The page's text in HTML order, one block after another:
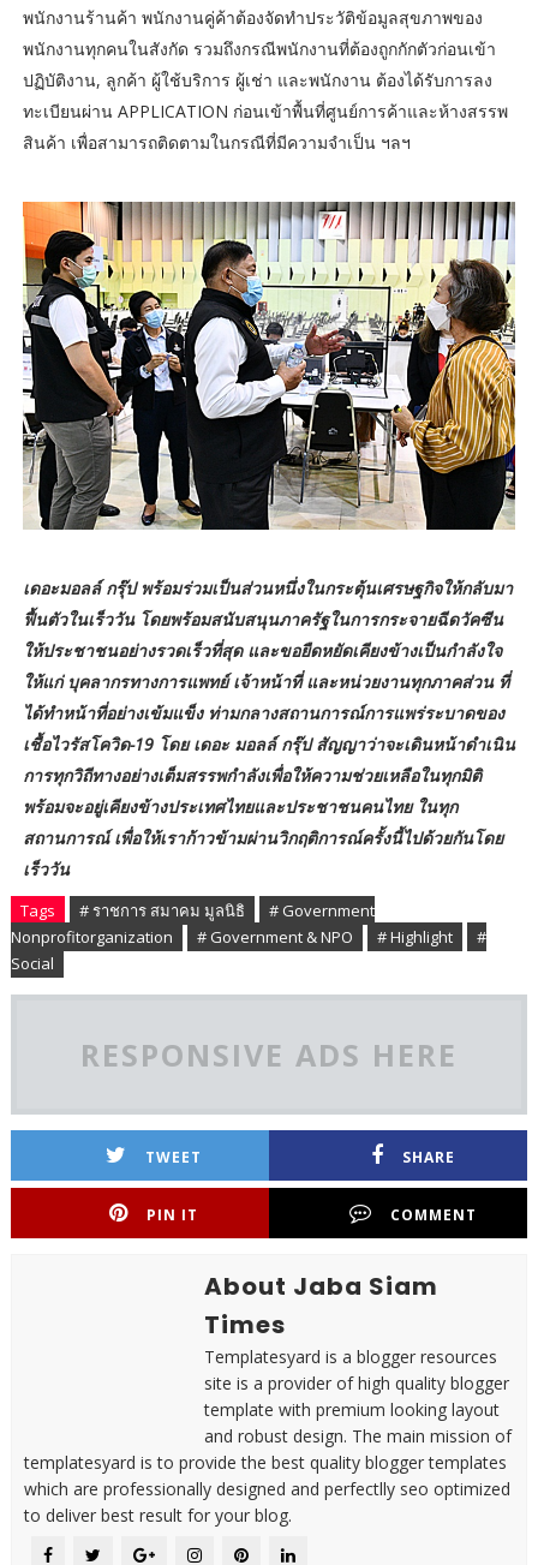
พนักงานร้านค้า พนักงานคู่ค้าต้องจัดทำประวัติข้อมูลสุขภาพของ
พนักงานทุกคนในสังกัด รวมถึงกรณีพนักงานที่ต้องถูกกักตัวก่อนเข้า
ปฏิบัติงาน, ลูกค้า ผู้ใช้บริการ ผู้เช่า และพนักงาน ต้องได้รับการลง
ทะเบียนผ่าน APPLICATION ก่อนเข้าพื้นที่ศูนย์การค้าและห้างสรรพ
สินค้า เพื่อสามารถติดตามในกรณีที่มีความจำเป็น ฯลฯ
เดอะมอลล์ กรุ๊ป พร้อมร่วมเป็นส่วนหนึ่งในกระตุ้นเศรษฐกิจให้กลับมา
ฟื้นตัวในเร็ววัน โดยพร้อมสนับสนุนภาครัฐในการกระจายฉีดวัคซีน
ให้ประชาชนอย่างรวดเร็วที่สุด และขอยืดหยัดเคียงข้างเป็นกำลังใจ
ให้แก่ บุคลากรทางการแพทย์ เจ้าหน้าที่ และหน่วยงานทุกภาคส่วน ที่
ได้ทำหน้าที่อย่างเข้มแข็ง ท่ามกลางสถานการณ์การแพร่ระบาดของ
เชื้อไวรัสโควิด-19 โดย เดอะ มอลล์ กรุ๊ป สัญญาว่าจะเดินหน้าดำเนิน
การทุกวิถีทางอย่างเต็มสรรพกำลังเพื่อให้ความช่วยเหลือในทุกมิติ
พร้อมจะอยู่เคียงข้างประเทศไทยและประชาชนคนไทย ในทุก
สถานการณ์ เพื่อให้เราก้าวข้ามผ่านวิกฤติการณ์ครั้งนี้ไปด้วยกันโดย
เร็ววัน
Tags # ราชการ สมาคม มูลนิธิ
# Government
Nonprofitorganization
# Government & NPO # Highlight
#
Social
RESPONSIVE ADS HERE
TWEET SHARE
PIN IT COMMENT
About Jaba Siam
Times
Templatesyard is a blogger resources
site is a provider of high quality blogger
template with premium looking layout
and robust design. The main mission of
templatesyard is to provide the best quality blogger templates
which are professionally designed and perfectlly seo optimized
to deliver best result for your blog.